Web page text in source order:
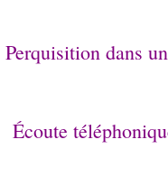
Perquisition dans
Écoute